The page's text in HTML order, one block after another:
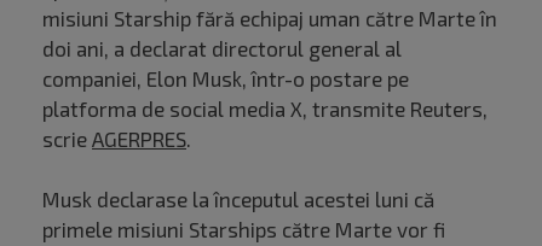
misiuni Starship fără echipaj uman către Marte în
doi ani, a declarat directorul general al
companiei, Elon Musk, într-o postare pe
platforma de social media X, transmite Reuters,
scrie AGERPRES.
Musk declarase la începutul acestei luni că
primele misiuni Starships către Marte vor fi